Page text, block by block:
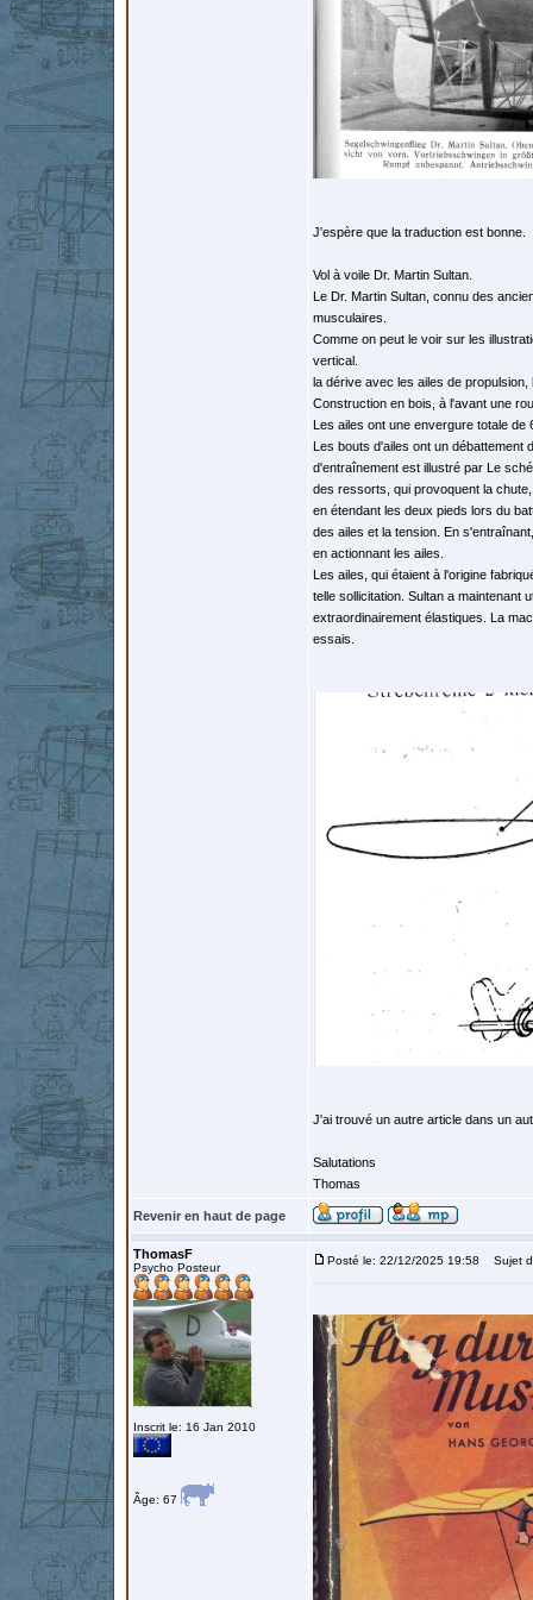
J'espère que la traduction est bonne.
Vol à voile Dr. Martin Sultan.
Le Dr. Martin Sultan, connu des
musculaires.
Comme on peut le voir sur les
vertical.
la dérive avec les ailes de
Construction en bois, à l'avant une
Les ailes ont une envergure totale
Les bouts d'ailes ont un débattement
d'entraînement est illustré par Le
des ressorts, qui provoquent la
en étendant les deux pieds lors du
des ailes et la tension. En
en actionnant les ailes.
Les ailes, qui étaient à l'origine
telle sollicitation. Sultan a maintenant
extraordinairement élastiques. La
essais.
J'ai trouvé un autre article dans un
Salutations
Thomas
Revenir en haut de page
ThomasF
Psycho Posteur
Inscrit le: 16 Jan 2010
Âge: 67
Posté le: 22/12/2025 19:58 Sujet